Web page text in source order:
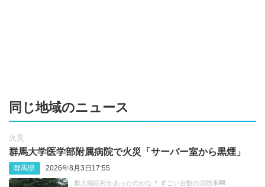
同じ地域のニュース
火災
群馬大学医学部附属病院で火災「サーバー室から黒煙」
群馬県 2026年8月3日17:55
群大病院何かあったのかな？ すごい台数の消防車🚒